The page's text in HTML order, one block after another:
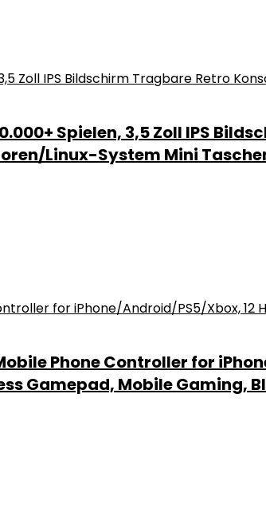
Spielen, 3,5 Zoll IPS
Linux-System Mini
Phone Controller for
Gamepad, Mobile Gaming,